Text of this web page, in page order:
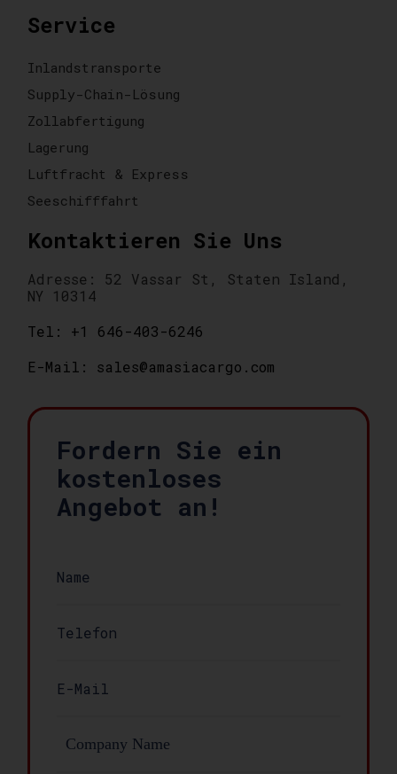
Service
Inlandstransporte
Supply-Chain-Lösung
Zollabfertigung
Lagerung
Luftfracht & Express
Seeschifffahrt
Kontaktieren Sie Uns
Adresse: 52 Vassar St, Staten Island,
NY 10314
Tel: +1 646-403-6246
E-Mail: sales@amasiacargo.com
Fordern Sie ein
kostenloses
Angebot an!